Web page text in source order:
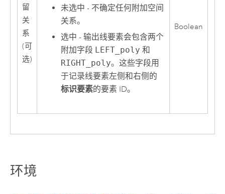
留
关
系
(可
选)
未选中 - 不确定任何附加空间
关系。
选中 - 输出线要素会包含两个
附加字段 LEFT_poly 和
RIGHT_poly。这些字段用
于记录线要素左侧和右侧的
标识要素的要素 ID。
Boolean
环境